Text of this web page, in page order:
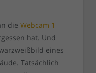
die Webcam 1
hat. Und
eines
Tatsächlich